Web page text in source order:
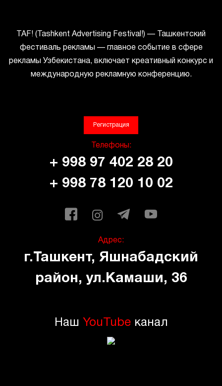
ТАF! (Tashkent Advertising Festival!) — Ташкентский
фестиваль рекламы — главное событие в сфере
рекламы Узбекистана, включает креативный конкурс и
международную рекламную конференцию.
Регистрация
Телефоны:
+ 998 97 402 28 20
+ 998 78 120 10 02
Адрес:
г.Ташкент, Яшнабадский
район, ул.Камаши, 36
Наш YouTube канал